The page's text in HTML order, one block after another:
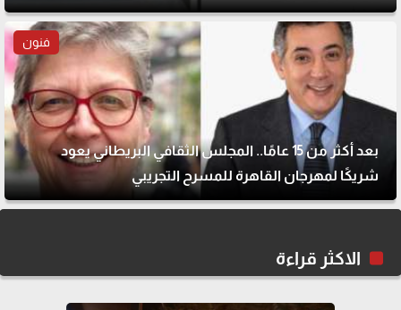
فنون
بعد أكثر من 15 عامًا.. المجلس الثقافي البريطاني يعود
شريكًا لمهرجان القاهرة للمسرح التجريبي
الاكثر قراءة